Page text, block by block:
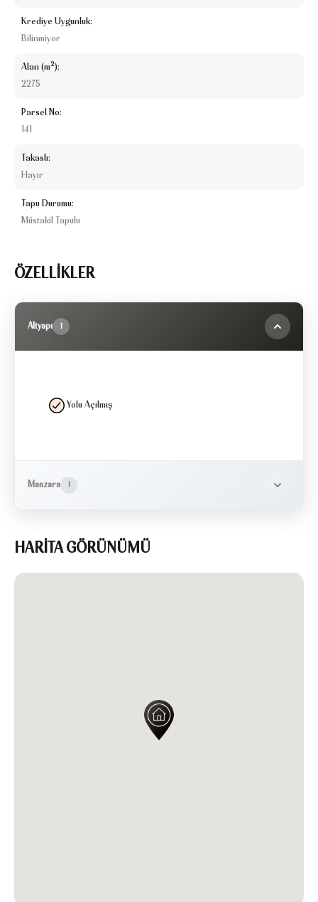
Krediye Uygunluk:
Bilinmiyor
Alan (m²):
2275
Parsel No:
141
Takaslı:
Hayır
Tapu Durumu:
Müstakil Tapulu
ÖZELLİKLER
Altyapı
Yolu Açılmış
Manzara
HARİTA GÖRÜNÜMÜ